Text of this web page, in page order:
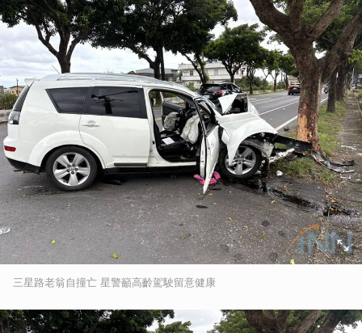
三星路老翁自撞亡 星警籲高齡駕駛留意健康